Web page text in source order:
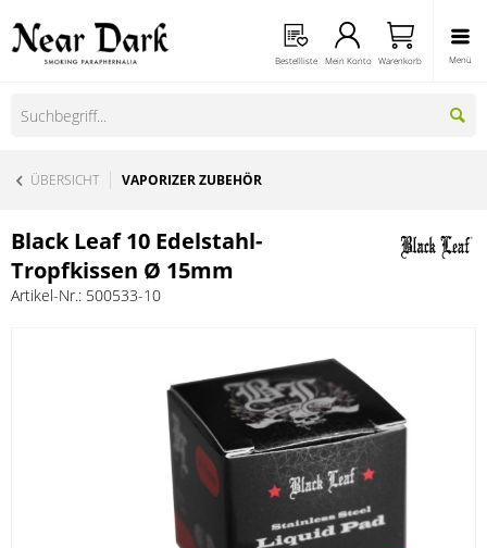
Menü
Bestellliste Mein Konto Warenkorb
ÜBERSICHT VAPORIZER ZUBEHÖR
Black Leaf 10 Edelstahl-
Tropfkissen Ø 15mm
Artikel-Nr.: 500533-10